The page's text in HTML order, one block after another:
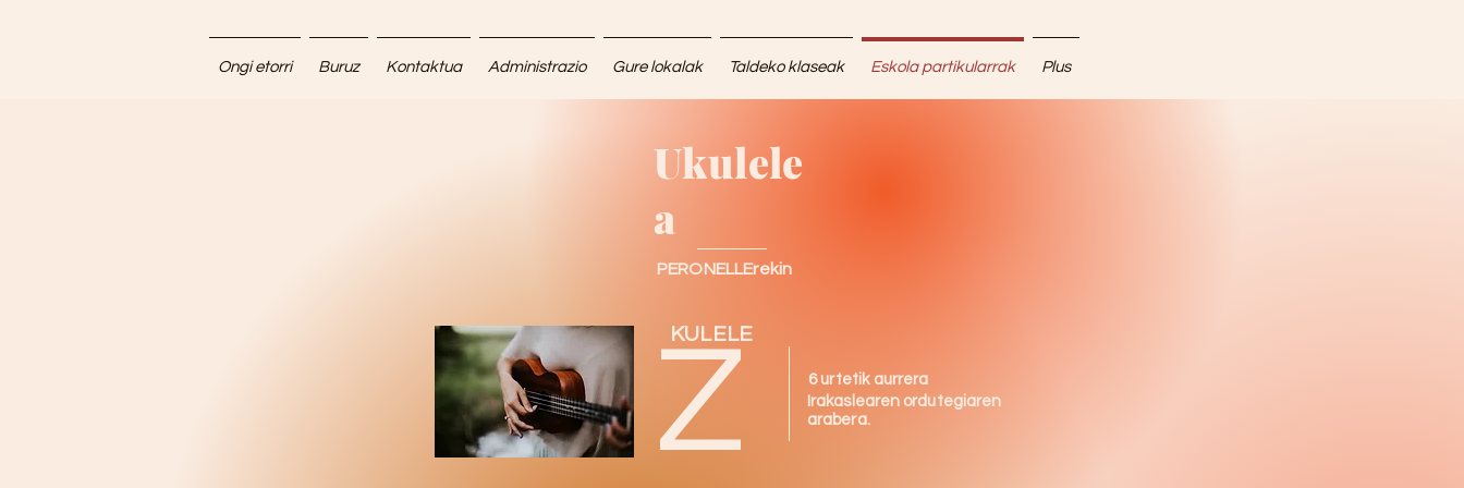
Ongi etorri Buruz Kontaktua Administrazio Gure lokalak Taldeko klaseak Eskola partikularrak Plus
Ukulele
a
PERONELLErekin
6 urtetik aurrera
Irakaslearen ordutegiaren
arabera.
Z
KULELE